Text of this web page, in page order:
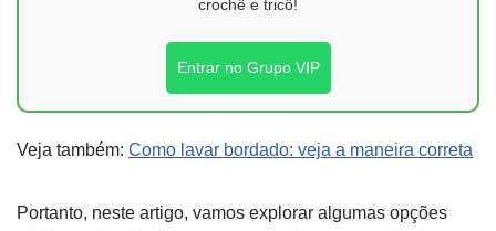
crochê e tricô!
Entrar no Grupo VIP
Veja também: Como lavar bordado: veja a maneira correta
Portanto, neste artigo, vamos explorar algumas opções